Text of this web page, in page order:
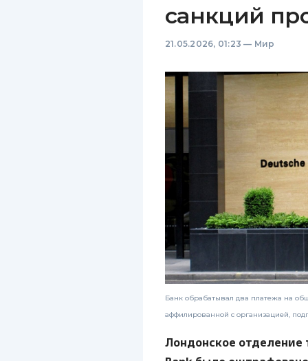
санкций
21.05.2026, 01:23 — Мир
Банк обрабатывал два платежа на
аффилированной с организацией,
Лондонское отделение